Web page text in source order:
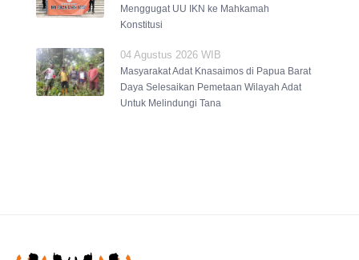
Menggugat UU IKN ke Mahkamah
Konstitusi
04 Agustus 2026 WIB
Masyarakat Adat Knasaimos di Papua Barat
Daya Selesaikan Pemetaan Wilayah Adat
Untuk Melindungi Tana